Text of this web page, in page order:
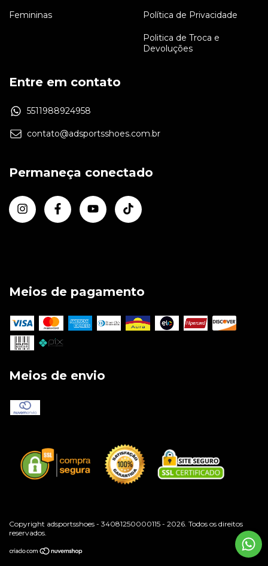
Femininas Política de Privacidade
Politica de Troca e
Devoluções
Entre em contato
5511988924958
contato@adsportsshoes.com.br
Permaneça conectado
Meios de pagamento
Meios de envio
Copyright adsportsshoes - 34081250000115 - 2026. Todos os direitos
reservados.